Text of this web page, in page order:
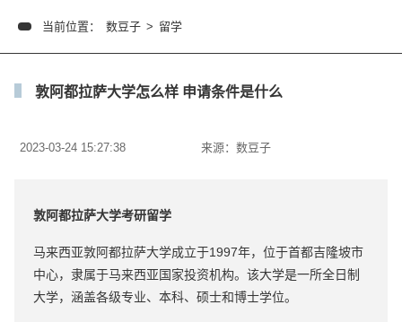
当前位置： 数豆子 > 留学
敦阿都拉萨大学怎么样 申请条件是什么
2023-03-24 15:27:38 来源： 数豆子
敦阿都拉萨大学考研留学
马来西亚敦阿都拉萨大学成立于1997年，位于首都吉隆坡市
中心，隶属于马来西亚国家投资机构。该大学是一所全日制
大学，涵盖各级专业、本科、硕士和博士学位。